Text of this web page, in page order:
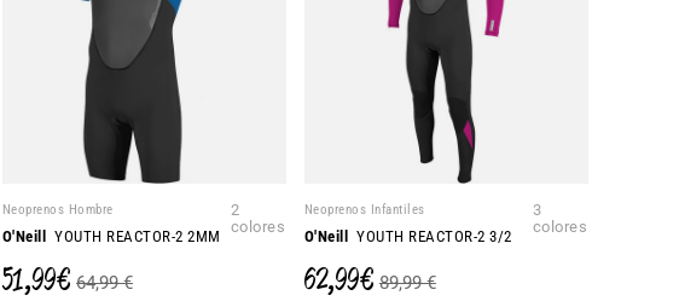
Neoprenos Hombre
O'Neill YOUTH REACTOR-2 2MM
2
colores
51,99 € 64,99 €
Neoprenos Infantiles
O'Neill YOUTH REACTOR-2 3/2
3
colores
62,99 € 89,99 €